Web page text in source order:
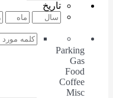
تاریخ
Parking
Gas
Food
Coffee
Misc